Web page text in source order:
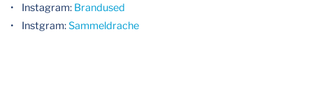
• Instagram: Brandused
• Instgram:Sammeldrache